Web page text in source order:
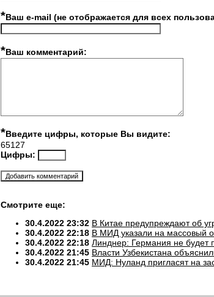
*Ваш e-mail (не отображается для всех
*Ваш комментарий:
*Введите цифры, которые Вы видите:
65127
Цифры:
Смотрите еще:
30.4.2022 23:32 В Китае предупреждают об
30.4.2022 22:18 В МИД указали на массовый
30.4.2022 22:18 Линднер: Германия не будет
30.4.2022 21:45 Власти Узбекистана
30.4.2022 21:45 МИД: Нуланд пригласят на